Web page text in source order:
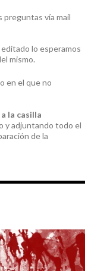
preguntas vía mail
lo esperamos
mismo.
en el que no
la casilla
y adjuntando todo el
de la